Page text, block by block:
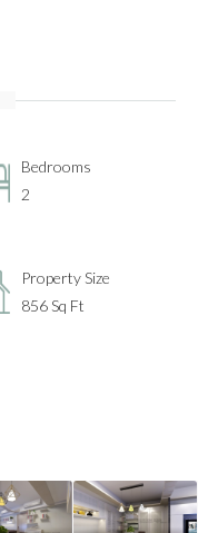
Bedrooms
2
Property Size
856 Sq Ft